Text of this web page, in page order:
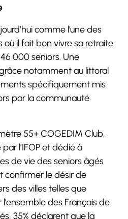
comme l’une des
il fait bon vivre sa retraite
000 seniors. Une
notamment au littoral
spécifiquement mis
par la communauté
55+ COGEDIM Club,
l’IFOP et dédié à
de vie des seniors âgés
confirmer le désir de
des villes telles que
des Français de
35% déclarent que la